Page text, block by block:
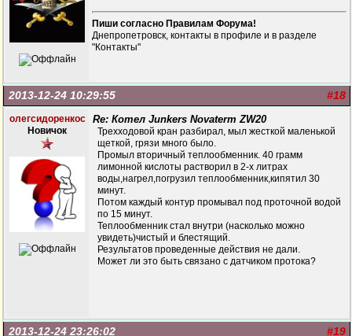
Пиши согласно Правилам Форума!
Днепропетровск, контакты в профиле и в разделе
"Контакты"
#18
2013-12-24 10:29:55
олегсидоренкос
Новичок
Re: Котел Junkers Novaterm ZW20
Трехходовой кран разбирал, мыл жесткой маленькой
щеткой, грязи много было.
Промыл вторичный теплообменник. 40 грамм
лимонной кислоты растворил в 2-х литрах
воды,нагрел,погрузил теплообменник,кипятил 30
минут.
Потом каждый контур промывал под проточной водой
по 15 минут.
Теплообменник стал внутри (насколько можно
увидеть)чистый и блестящий.
Результатов проведенные действия не дали.
Может ли это быть связано с датчиком протока?
#19
2013-12-24 23:26:02